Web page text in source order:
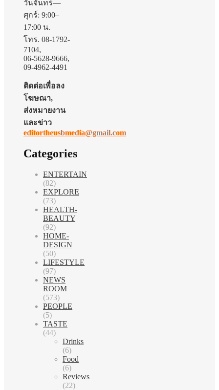
วันจันทร์—
ศุกร์: 9:00–
17:00 น.
โทร. 08-1792-
7104,
06-5628-9666,
09-4962-4491
ติดต่อเพื่อลง
โฆษณา,
ส่งหมายงาน
และข่าว
editortheusbmedia@gmail.com
Categories
ENTERTAIN
(82)
EXPLORE
(73)
HEALTH-
BEAUTY
(92)
HOME-
DESIGN
(50)
LIFESTYLE
(97)
NEWS
ROOM
(573)
PEOPLE
(5)
TASTE
(44)
Drinks
(6)
Food
(6)
Reviews
(22)